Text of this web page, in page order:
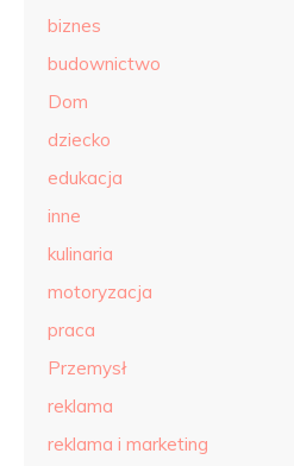
biznes
budownictwo
Dom
dziecko
edukacja
inne
kulinaria
motoryzacja
praca
Przemysł
reklama
reklama i marketing